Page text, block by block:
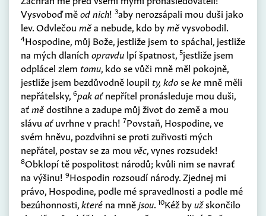
Vysvoboď měod nich! 3aby nerozsápali mou duši jako
lev. Odvlečou měa nebude, kdo byměvysvobodil.
4Hospodine, můj Bože, jestliže jsem to spáchal, jestliže
na mých dlaních opravdu lpí špatnost, 5jestliže jsem
odplácel zlem tomu, kdo se vůči mně měl pokojně,
jestliže jsem bezdůvodně loupil ty, kdoseke mně měli
nepřátelsky, 6pak aťnepřítel pronásleduje mou duši,
aťmědostihne a zadupe můj život do země a mou
slávu aťuvrhne v prach! 7Povstaň, Hospodine, ve
svém hněvu, pozdvihni se proti zuřivosti mých
nepřátel, postav se za mou věc, vynes rozsudek!
8Obklopí tě pospolitost národů; kvůli nim se navrať
na výšinu! 9Hospodin rozsoudí národy. Zjednej mi
právo, Hospodine, podle mé spravedlnosti a podle mé
bezúhonnosti,které na mnějsou. 10Kéž byužskončilo